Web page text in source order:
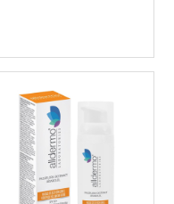
uzamasına da katkı sağlar.